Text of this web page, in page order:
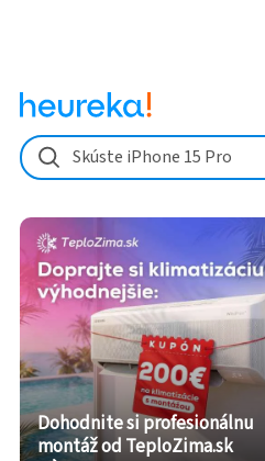
Skúste iPhone 15 Pro
Dohodnite si profesionálnu
montáž od TeploZima.sk